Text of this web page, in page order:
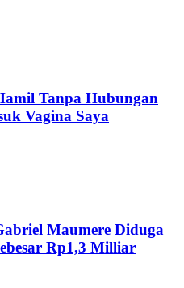
Tanpa Hubungan
Vagina Saya
Maumere Diduga
Rp1,3 Milliar